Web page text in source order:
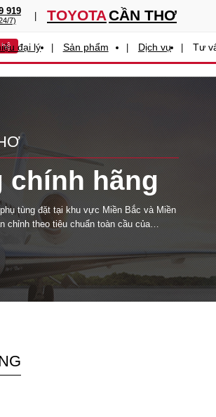
919
7)
hệ
TOYOTACẦN THƠ
đại lý Sản phẩm Dịch vụ Tư
chính hãng
tùng đặt tại khu vực Miền Bắc và Miền
chỉnh theo tiêu chuẩn toàn cầu của
cung cấp phụ tùng chính hãng từ Nhật
Toyota Việt Nam có thể cung cấp phụ
nhanh chóng, kịp thời với chất lượng tin